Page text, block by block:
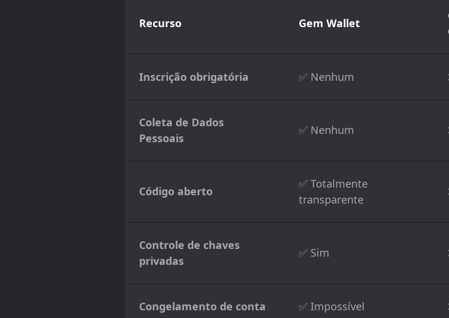
Recurso Gem Wallet
Inscrição obrigatória ✅ Nenhum
Coleta de Dados
Pessoais
✅ Nenhum
Código aberto
✅ Totalmente
transparente
Controle de chaves
privadas
✅ Sim
Congelamento de conta ✅ Impossível